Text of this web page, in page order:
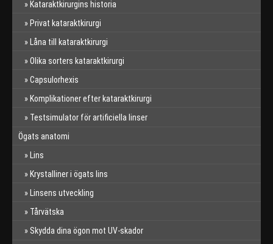
Kataraktkirurgins historia
Privat kataraktkirurgi
Låna till kataraktkirurgi
Olika sorters kataraktkirurgi
Capsulorhexis
Komplikationer efter kataraktkirurgi
Testsimulator för artificiella linser
Ögats anatomi
Lins
Krystalliner i ögats lins
Linsens utveckling
Tårvätska
Skydda dina ögon mot UV-skador